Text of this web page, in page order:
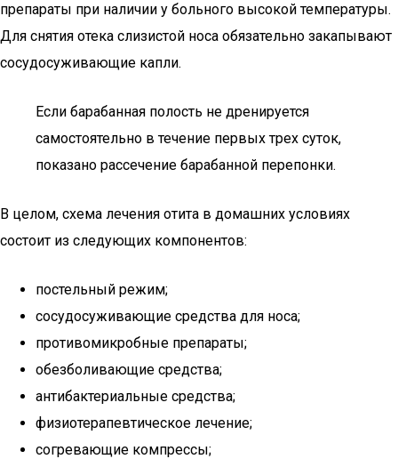
препараты при наличии у больного высокой температуры.
Для снятия отека слизистой носа обязательно закапывают
сосудосуживающие капли.
Если барабанная полость не дренируется
самостоятельно в течение первых трех суток,
показано рассечение барабанной перепонки.
В целом, схема лечения отита в домашних условиях
состоит из следующих компонентов:
постельный режим;
сосудосуживающие средства для носа;
противомикробные препараты;
обезболивающие средства;
антибактериальные средства;
физиотерапевтическое лечение;
согревающие компрессы;